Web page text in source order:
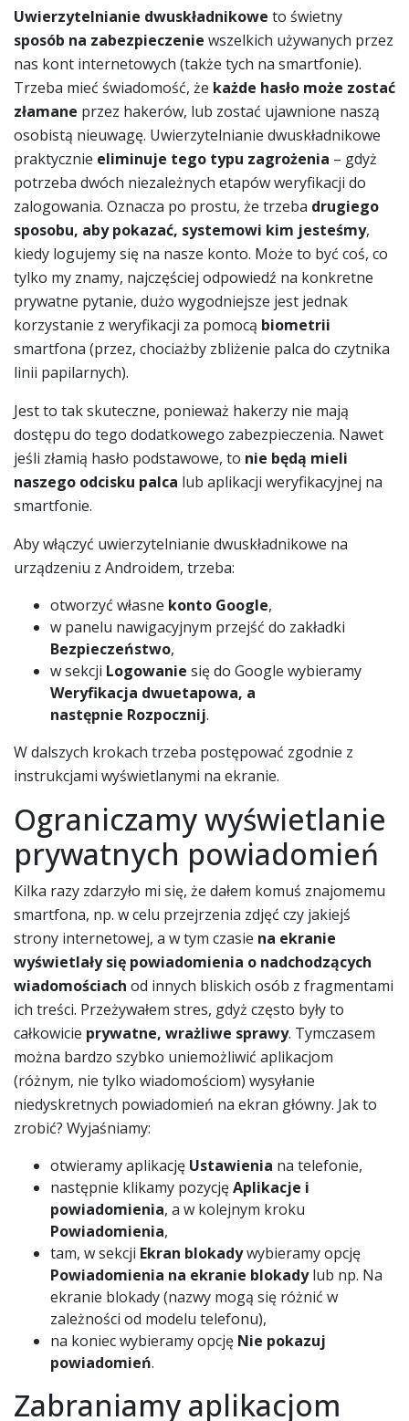
Uwierzytelnianie dwuskładnikowe to świetny
sposób na zabezpieczenie wszelkich używanych przez
nas kont internetowych (także tych na smartfonie).
Trzeba mieć świadomość, że każde hasło może zostać
złamane przez hakerów, lub zostać ujawnione naszą
osobistą nieuwagę. Uwierzytelnianie dwuskładnikowe
praktycznie eliminuje tego typu zagrożenia – gdyż
potrzeba dwóch niezależnych etapów weryfikacji do
zalogowania. Oznacza po prostu, że trzeba drugiego
sposobu, aby pokazać, systemowi kim jesteśmy,
kiedy logujemy się na nasze konto. Może to być coś, co
tylko my znamy, najczęściej odpowiedź na konkretne
prywatne pytanie, dużo wygodniejsze jest jednak
korzystanie z weryfikacji za pomocą biometrii
smartfona (przez, chociażby zbliżenie palca do czytnika
linii papilarnych).
Jest to tak skuteczne, ponieważ hakerzy nie mają
dostępu do tego dodatkowego zabezpieczenia. Nawet
jeśli złamią hasło podstawowe, to nie będą mieli
naszego odcisku palca lub aplikacji weryfikacyjnej na
smartfonie.
Aby włączyć uwierzytelnianie dwuskładnikowe na
urządzeniu z Androidem, trzeba:
otworzyć własne konto Google,
w panelu nawigacyjnym przejść do zakładki
Bezpieczeństwo,
w sekcji Logowanie się do Google wybieramy
Weryfikacja dwuetapowa, a
następnie Rozpocznij.
W dalszych krokach trzeba postępować zgodnie z
instrukcjami wyświetlanymi na ekranie.
Ograniczamy wyświetlanie
prywatnych powiadomień
Kilka razy zdarzyło mi się, że dałem komuś znajomemu
smartfona, np. w celu przejrzenia zdjęć czy jakiejś
strony internetowej, a w tym czasie na ekranie
wyświetlały się powiadomienia o nadchodzących
wiadomościach od innych bliskich osób z fragmentami
ich treści. Przeżywałem stres, gdyż często były to
całkowicie prywatne, wrażliwe sprawy. Tymczasem
można bardzo szybko uniemożliwić aplikacjom
(różnym, nie tylko wiadomościom) wysyłanie
niedyskretnych powiadomień na ekran główny. Jak to
zrobić? Wyjaśniamy:
otwieramy aplikację Ustawienia na telefonie,
następnie klikamy pozycjęAplikacje i
powiadomienia, a w kolejnym kroku
Powiadomienia,
tam, w sekcji Ekran blokadywybieramy opcję
Powiadomienia na ekranie blokadylub np. Na
ekranie blokady (nazwy mogą się różnić w
zależności od modelu telefonu),
na koniec wybieramy opcję Nie pokazuj
powiadomień.
Zabraniamy aplikacjom